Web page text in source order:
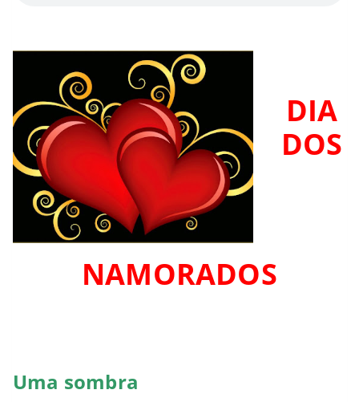
DIA
DOS
NAMORADOS
Uma sombra